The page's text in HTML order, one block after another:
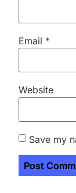
Email *
Website
Save my